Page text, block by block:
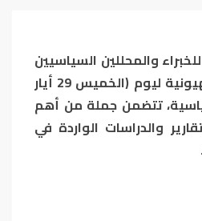
والمحللين السياسيين
مقتطف الصحف الصهيونية ليوم (الخميس 29 أيار
تتضمن جملة من أهم
والدراسات الواردة في